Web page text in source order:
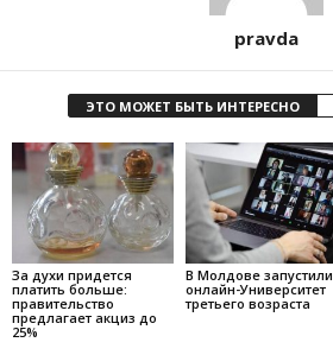
pravda
ЭТО МОЖЕТ БЫТЬ ИНТЕРЕСНО
За духи придется
платить больше:
правительство
предлагает акциз до
25%
В Молдове запустили
онлайн-Университет
третьего возраста